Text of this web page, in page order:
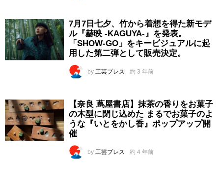
7月7日七夕、竹から着想を得た新モデ
ル『赫映 -KAGUYA-』を発表。
「SHOW-GO」をキービジュアルに起
用した第二弾として販売決定。
by 工芸プレス 約 3 年前
【奈良 蔦屋書店】抹茶の香りをお菓子
の木型に閉じ込めた まるでお菓子のよ
うな『いとをかし香』ポップアップ開
催
by 工芸プレス 約 4 年前